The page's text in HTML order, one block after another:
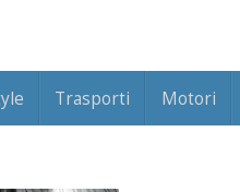
Trasporti Motori